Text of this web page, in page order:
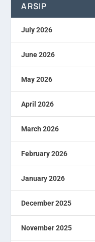
ARSIP
July 2026
June 2026
May 2026
April 2026
March 2026
February 2026
January 2026
December 2025
November 2025